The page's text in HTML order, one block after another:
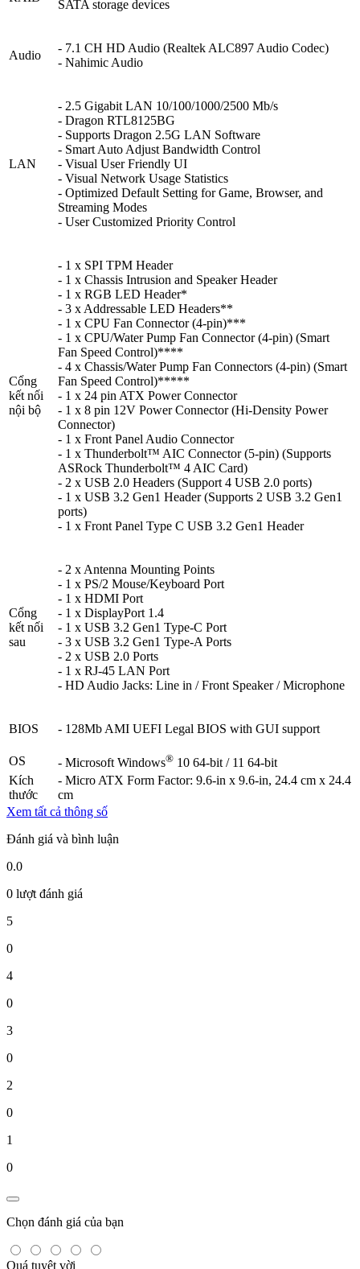
SATA storage devices
Audio
- 7.1 CH HD Audio (Realtek ALC897 Audio Codec)
- Nahimic Audio
LAN
- 2.5 Gigabit LAN 10/100/1000/2500 Mb/s
- Dragon RTL8125BG
- Supports Dragon 2.5G LAN Software
- Smart Auto Adjust Bandwidth Control
- Visual User Friendly UI
- Visual Network Usage Statistics
- Optimized Default Setting for Game, Browser, and
Streaming Modes
- User Customized Priority Control
Cổng
kết nối
nội bộ
- 1 x SPI TPM Header
- 1 x Chassis Intrusion and Speaker Header
- 1 x RGB LED Header*
- 3 x Addressable LED Headers**
- 1 x CPU Fan Connector (4-pin)***
- 1 x CPU/Water Pump Fan Connector (4-pin) (Smart
Fan Speed Control)****
- 4 x Chassis/Water Pump Fan Connectors (4-pin) (Smart
Fan Speed Control)*****
- 1 x 24 pin ATX Power Connector
- 1 x 8 pin 12V Power Connector (Hi-Density Power
Connector)
- 1 x Front Panel Audio Connector
- 1 x Thunderbolt™ AIC Connector (5-pin) (Supports
ASRock Thunderbolt™ 4 AIC Card)
- 2 x USB 2.0 Headers (Support 4 USB 2.0 ports)
- 1 x USB 3.2 Gen1 Header (Supports 2 USB 3.2 Gen1
ports)
- 1 x Front Panel Type C USB 3.2 Gen1 Header
Cổng
kết nối
sau
- 2 x Antenna Mounting Points
- 1 x PS/2 Mouse/Keyboard Port
- 1 x HDMI Port
- 1 x DisplayPort 1.4
- 1 x USB 3.2 Gen1 Type-C Port
- 3 x USB 3.2 Gen1 Type-A Ports
- 2 x USB 2.0 Ports
- 1 x RJ-45 LAN Port
- HD Audio Jacks: Line in / Front Speaker / Microphone
BIOS - 128Mb AMI UEFI Legal BIOS with GUI support
OS - Microsoft Windows® 10 64-bit / 11 64-bit
Kích
thước
- Micro ATX Form Factor: 9.6-in x 9.6-in, 24.4 cm x 24.4
cm
Xem tất cả thông số
Đánh giá và bình luận
0.0
0 lượt đánh giá
5
0
4
0
3
0
2
0
1
0
Chọn đánh giá của bạn
Quá tuyệt vời